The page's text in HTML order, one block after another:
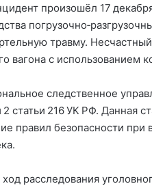
произошёл 17
травму.
вагона с использованием
следственное
статьи 216 УК РФ. Данная
правил безопасности при
расследования